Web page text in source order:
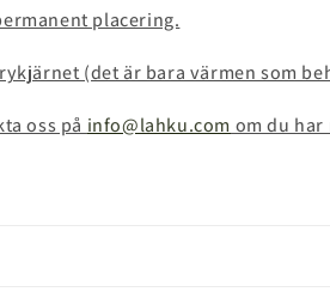
placering.
(det är bara värmen som
oss på info@lahku.com om du har